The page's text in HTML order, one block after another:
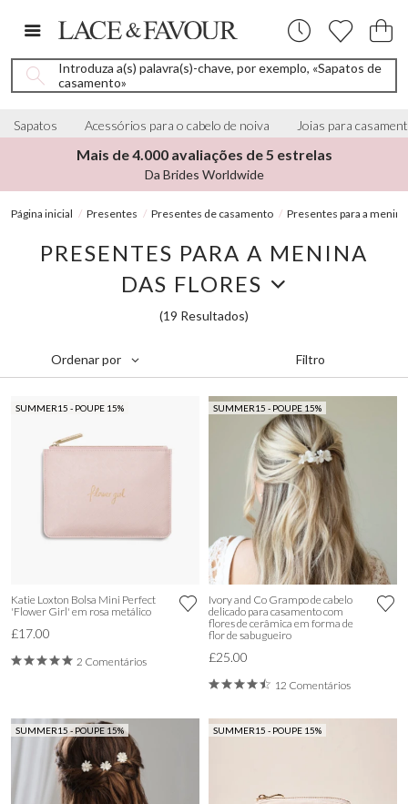
Introduza a(s) palavra(s)-chave, por exemplo, «Sapatos de
casamento»
Sapatos Acessórios para o cabelo de noiva Joias para
Mais de 4.000 avaliações de 5 estrelas
Da Brides Worldwide
Página inicial Presentes Presentes de casamento Presentes para a
PRESENTES PARA A MENINA
DAS FLORES
(19 Resultados)
Ordenar por Filtro
SUMMER15 - POUPE 15%
Katie Loxton Bolsa Mini Perfect
'Flower Girl' em rosa metálico
£17.00
2 Comentários
SUMMER15 - POUPE 15%
Ivory and Co Grampo de cabelo
delicado para casamento com
flores de cerâmica em forma de
flor de sabugueiro
£25.00
12 Comentários
SUMMER15 - POUPE 15% SUMMER15 - POUPE 15%